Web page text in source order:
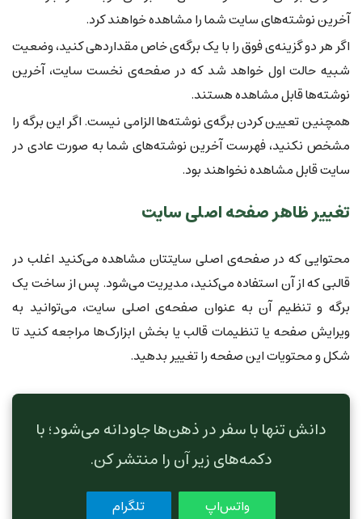
آخرین نوشته‌های سایت شما را مشاهده خواهند کرد.
اگر هر دو گزینه‌ی فوق را با یک برگه‌ی خاص مقداردهی کنید، وضعیت
شبیه حالت اول خواهد شد که در صفحه‌ی نخست سایت، آخرین
نوشته‌ها قابل مشاهده هستند.
همچنین تعیین کردن برگه‌ی نوشته‌ها الزامی نیست. اگر این برگه را
مشخص نکنید، فهرست آخرین نوشته‌های شما به صورت عادی در
سایت قابل مشاهده نخواهند بود.
تغییر ظاهر صفحه اصلی سایت
محتوایی که در صفحه‌ی اصلی سایتتان مشاهده می‌کنید اغلب در
قالبی که از آن استفاده می‌کنید، مدیریت می‌شود. پس از ساخت یک
برگه و تنظیم آن به عنوان صفحه‌ی اصلی سایت، می‌توانید به
ویرایش صفحه یا تنظیمات قالب یا بخش ابزارک‌ها مراجعه کنید تا
شکل و محتویات این صفحه را تغییر بدهید.
دانش تنها با سفر در ذهن‌ها جاودانه می‌شود؛ با
دکمه‌های زیر آن را منتشر کن.
واتس‌اپ
تلگرام